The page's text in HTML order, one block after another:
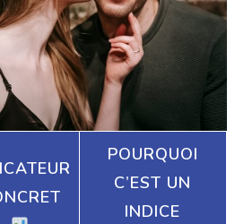
POURQUOI
C’EST UN
INDICE